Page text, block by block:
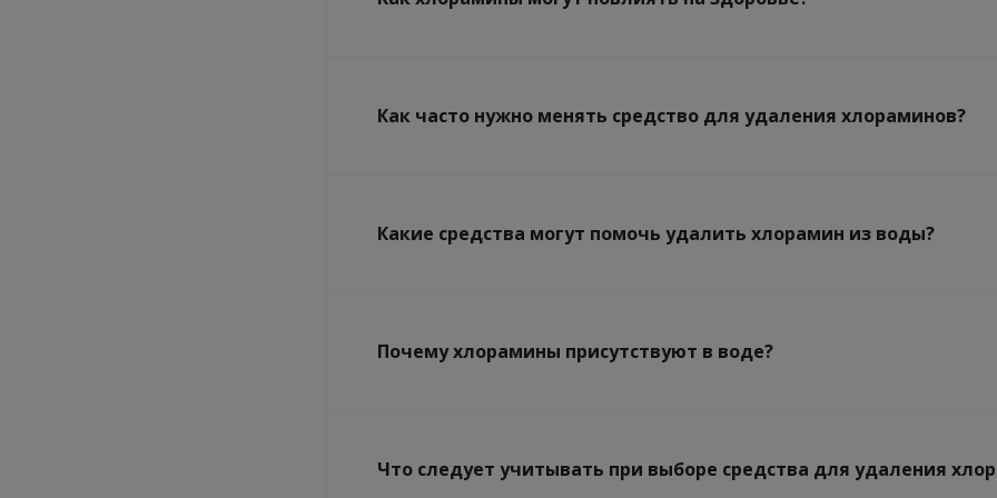
Как часто нужно менять средство для удаления хлораминов?
Какие средства могут помочь удалить хлорамин из воды?
Почему хлорамины присутствуют в воде?
Что следует учитывать при выборе средства для удаления